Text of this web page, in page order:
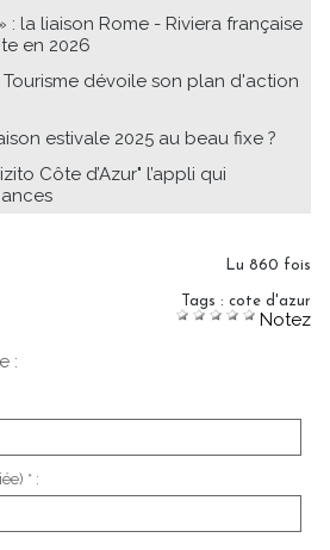
: la liaison Rome - Riviera française
en 2026
Tourisme dévoile son plan d'action
estivale 2025 au beau fixe ?
Côte d’Azur" l’appli qui
Lu 860 fois
Tags : cote d'azur
Notez
:
* :